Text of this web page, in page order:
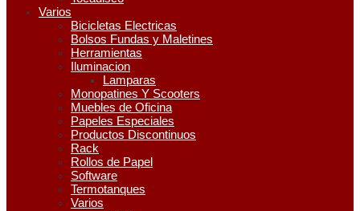
Varios
Bicicletas Electricas
Bolsos Fundas y Maletines
Herramientas
Iluminacion
Lamparas
Monopatines Y Scooters
Muebles de Oficina
Papeles Especiales
Productos Discontinuos
Rack
Rollos de Papel
Software
Termotanques
Varios